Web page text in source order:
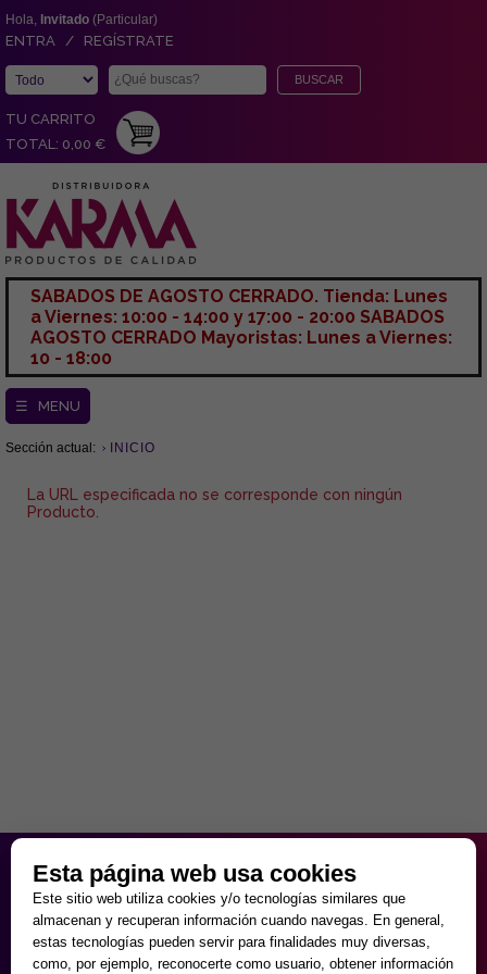
Hola, Invitado (Particular)
ENTRA / REGÍSTRATE
TU CARRITO
TOTAL: 0,00 €
SABADOS DE AGOSTO CERRADO. Tienda: Lunes
a Viernes: 10:00 - 14:00 y 17:00 - 20:00 SABADOS
AGOSTO CERRADO Mayoristas: Lunes a Viernes:
10 - 18:00
☰ MENU
Sección actual: INICIO
La URL especificada no se corresponde con ningún
Producto.
de Lunes a Viernes
9:30 - 20:00
Sábados
10:00 - 14:00 y 17:00 - 20:00
Domingos cerrado.
Esta página web usa cookies
Este sitio web utiliza cookies y/o tecnologías similares que
almacenan y recuperan información cuando navegas. En general,
estas tecnologías pueden servir para finalidades muy diversas,
como, por ejemplo, reconocerte como usuario, obtener información